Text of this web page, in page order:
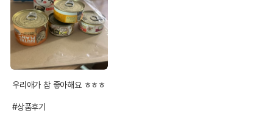
상품 필수 정보
품명 및 모델명
법에 의한 인증,허가 등을
받았음을 확인할수 있는
우리애가 참 좋아해요 ㅎㅎㅎ
#상품후기